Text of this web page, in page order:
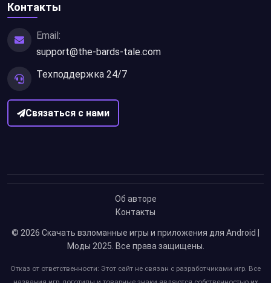
Контакты
Email:
support@the-bards-tale.com
Техподдержка 24/7
Связаться с нами
Об авторе
Контакты
© 2026 Скачать взломанные игры и приложения для Android |
Моды 2025 . Все права защищены.
Отказ от ответственности: Этот сайт не связан с разработчиками игр. Все